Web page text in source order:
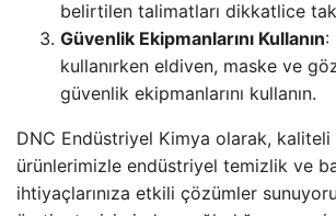
belirtilen talimatları dikkatlice
Güvenlik Ekipmanlarını Kullanın:
kullanırken eldiven, maske ve
güvenlik ekipmanlarını kullanın.
DNC Endüstriyel Kimya olarak, kaliteli
ürünlerimizle endüstriyel temizlik ve
ihtiyaçlarınıza etkili çözümler